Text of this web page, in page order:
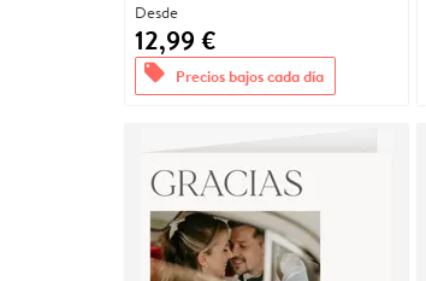
Desde
12,99 €
offers Precios bajos cada día